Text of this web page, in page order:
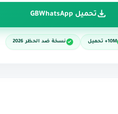
تحميل GBWhatsApp
10M+ تحميل نسخة ضد الحظر 2026